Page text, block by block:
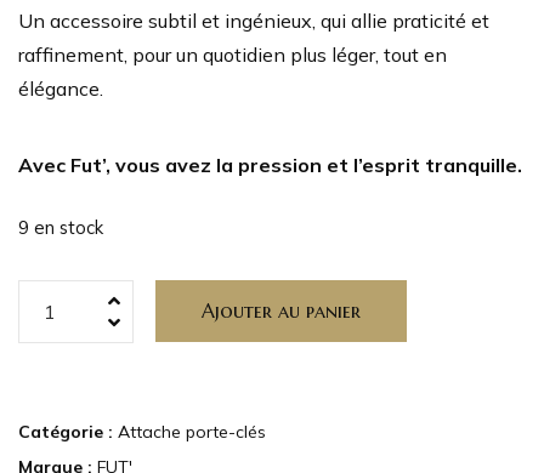
Un accessoire subtil et ingénieux, qui allie praticité et
raffinement, pour un quotidien plus léger, tout en
élégance.
Avec Fut’, vous avez la pression et l’esprit tranquille.
9 en stock
Ajouter au panier
Catégorie : Attache porte-clés
Marque : FUT'